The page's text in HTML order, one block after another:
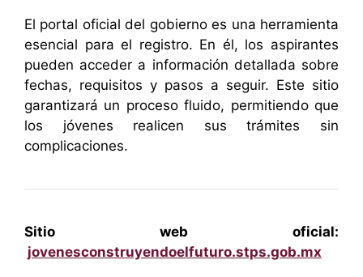
El portal oficial del gobierno es una herramienta
esencial para el registro. En él, los aspirantes
pueden acceder a información detallada sobre
fechas, requisitos y pasos a seguir. Este sitio
garantizará un proceso fluido, permitiendo que
los jóvenes realicen sus trámites sin
complicaciones.
Sitio web oficial:
jovenesconstruyendoelfuturo.stps.gob.mx